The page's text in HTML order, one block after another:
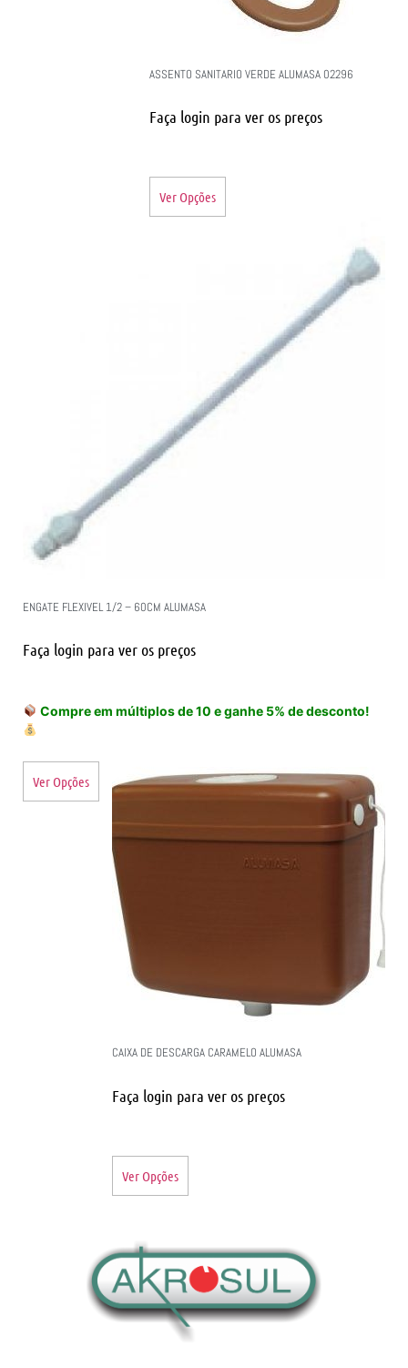
ASSENTO SANITARIO VERDE ALUMASA 02296
Faça login para ver os preços
Ver Opções
ENGATE FLEXIVEL 1/2 – 60CM ALUMASA
Faça login para ver os preços
Compre em múltiplos de 10 e ganhe 5% de desconto!
Ver Opções
CAIXA DE DESCARGA CARAMELO ALUMASA
Faça login para ver os preços
Ver Opções